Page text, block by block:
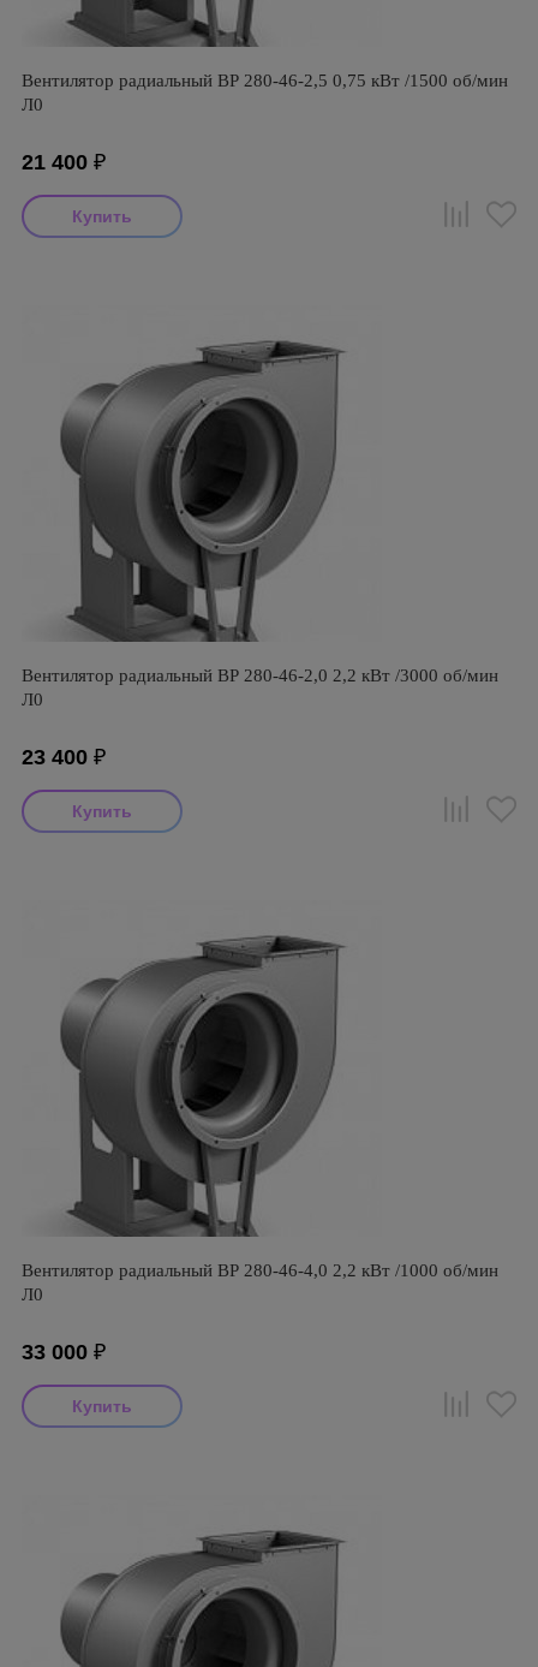
Вентилятор радиальный ВР 280-46-2,5 0,75 кВт /1500 об/мин
Л0
21 400 ₽
Вентилятор радиальный ВР 280-46-2,0 2,2 кВт /3000 об/мин
Л0
23 400 ₽
Вентилятор радиальный ВР 280-46-4,0 2,2 кВт /1000 об/мин
Л0
33 000 ₽